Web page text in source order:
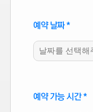
청년놀이터는 맞춤 서
목적: 서비스 이용 형태
설정: 웹 브라우저에서 쿠
예약 날짜*
예약 가능 시간*